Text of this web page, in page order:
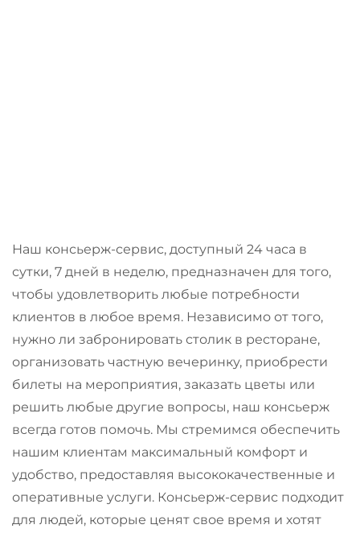
Наш консьерж-сервис, доступный 24 часа в
сутки, 7 дней в неделю, предназначен для того,
чтобы удовлетворить любые потребности
клиентов в любое время. Независимо от того,
нужно ли забронировать столик в ресторане,
организовать частную вечеринку, приобрести
билеты на мероприятия, заказать цветы или
решить любые другие вопросы, наш консьерж
всегда готов помочь. Мы стремимся обеспечить
нашим клиентам максимальный комфорт и
удобство, предоставляя высококачественные и
оперативные услуги. Консьерж-сервис подходит
для людей, которые ценят свое время и хотят